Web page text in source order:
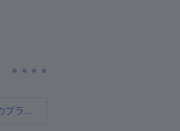
マヨルカのプライベートツアーと訪問